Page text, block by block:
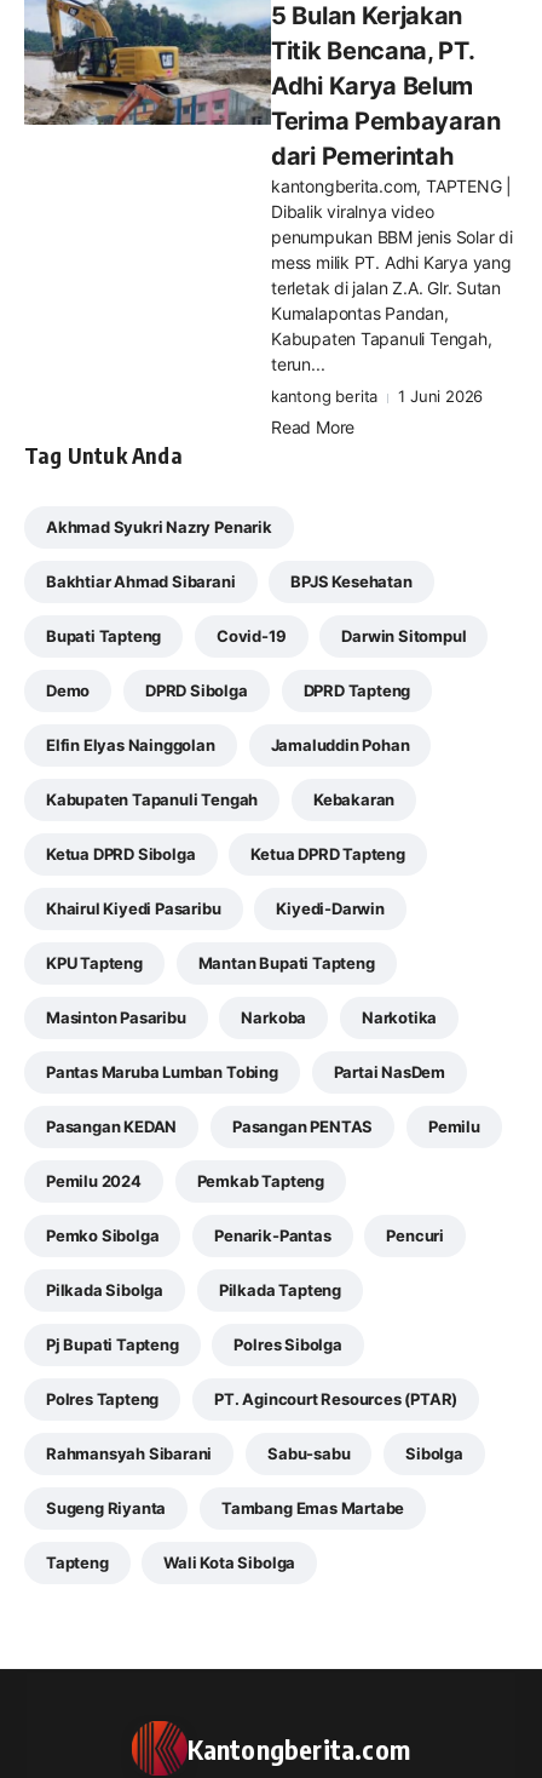
5 Bulan Kerjakan
Titik Bencana, PT.
Adhi Karya Belum
Terima Pembayaran
dari Pemerintah
kantongberita.com, TAPTENG |
Dibalik viralnya video
penumpukan BBM jenis Solar di
mess milik PT. Adhi Karya yang
terletak di jalan Z.A. Glr. Sutan
Kumalapontas Pandan,
Kabupaten Tapanuli Tengah,
terun...
kantong berita 1 Juni 2026
Read More
Tag Untuk Anda
Akhmad Syukri Nazry Penarik
Bakhtiar Ahmad Sibarani BPJS Kesehatan
Bupati Tapteng Covid-19 Darwin Sitompul
Demo DPRD Sibolga DPRD Tapteng
Elfin Elyas Nainggolan Jamaluddin Pohan
Kabupaten Tapanuli Tengah Kebakaran
Ketua DPRD Sibolga Ketua DPRD Tapteng
Khairul Kiyedi Pasaribu Kiyedi-Darwin
KPU Tapteng Mantan Bupati Tapteng
Masinton Pasaribu Narkoba Narkotika
Pantas Maruba Lumban Tobing Partai NasDem
Pasangan KEDAN Pasangan PENTAS Pemilu
Pemilu 2024 Pemkab Tapteng
Pemko Sibolga Penarik-Pantas Pencuri
Pilkada Sibolga Pilkada Tapteng
Pj Bupati Tapteng Polres Sibolga
Polres Tapteng PT. Agincourt Resources (PTAR)
Rahmansyah Sibarani Sabu-sabu Sibolga
Sugeng Riyanta Tambang Emas Martabe
Tapteng Wali Kota Sibolga
Kantongberita.com